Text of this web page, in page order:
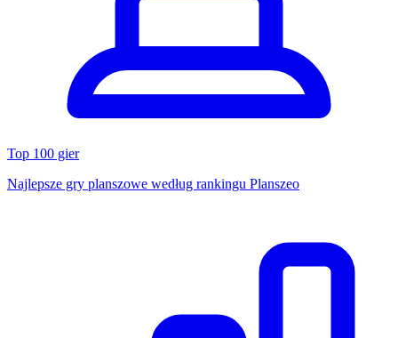
Top 100 gier
Najlepsze gry planszowe według rankingu Planszeo